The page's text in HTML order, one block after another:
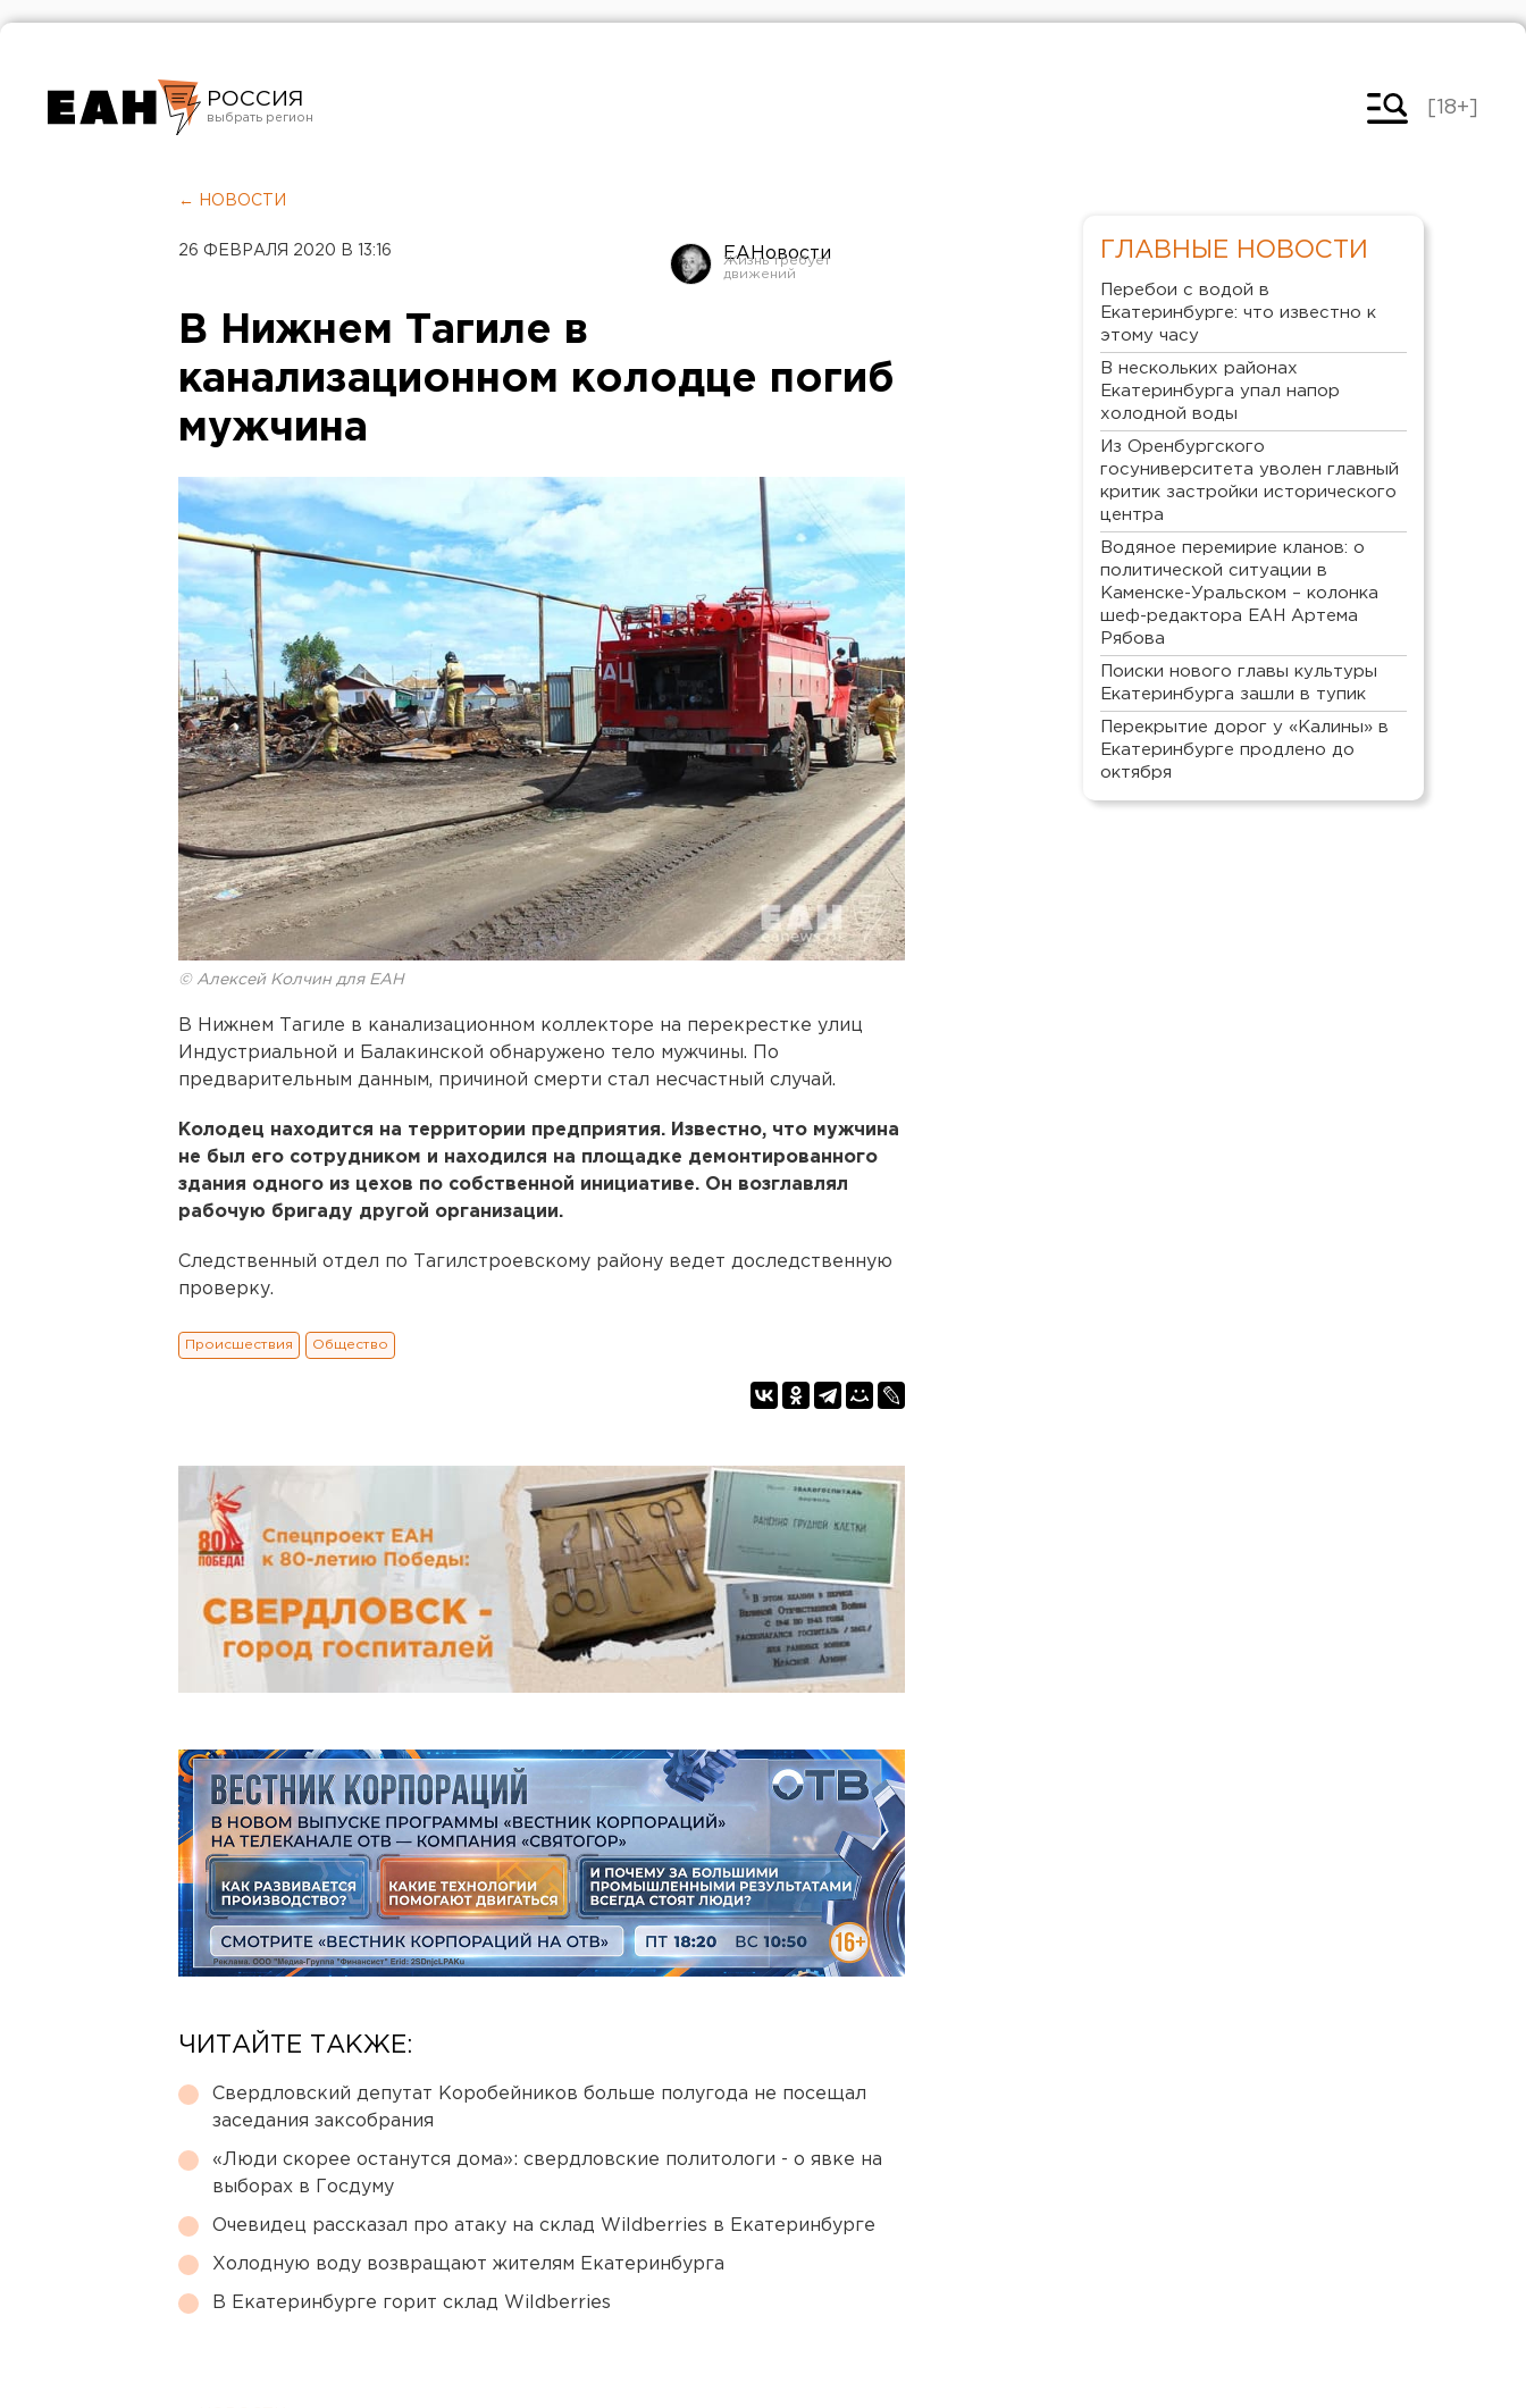
РОССИЯ
Челябинск
[18+]
← НОВОСТИ
26 ФЕВРАЛЯ 2020 В 13:16 ЕАНовости
В Нижнем Тагиле в
канализационном колодце погиб
мужчина
© Алексей Колчин для ЕАН
В Нижнем Тагиле в канализационном коллекторе на перекрестке улиц
Индустриальной и Балакинской обнаружено тело мужчины. По
предварительным данным, причиной смерти стал несчастный случай.
Колодец находится на территории предприятия. Известно, что мужчина
не был его сотрудником и находился на площадке демонтированного
здания одного из цехов по собственной инициативе. Он возглавлял
рабочую бригаду другой организации.
Cледственный отдел по Тагилстроевскому району ведет доследственную
проверку.
Происшествия Общество
ЧИТАЙТЕ ТАКЖЕ:
Свердловский депутат Коробейников больше полугода не посещал
заседания заксобрания
«Люди скорее останутся дома»: свердловские политологи - о явке на
выборах в Госдуму
Очевидец рассказал про атаку на склад Wildberries в Екатеринбурге
Холодную воду возвращают жителям Екатеринбурга
В Екатеринбурге горит склад Wildberries
ГЛАВНЫЕ НОВОСТИ
Перебои с водой в
Екатеринбурге: что известно к
этому часу
В нескольких районах
Екатеринбурга упал напор
холодной воды
Из Оренбургского
госуниверситета уволен главный
критик застройки исторического
центра
Водяное перемирие кланов: о
политической ситуации в
Каменске-Уральском – колонка
шеф-редактора ЕАН Артема
Рябова
Поиски нового главы культуры
Екатеринбурга зашли в тупик
Перекрытие дорог у «Калины» в
Екатеринбурге продлено до
октября